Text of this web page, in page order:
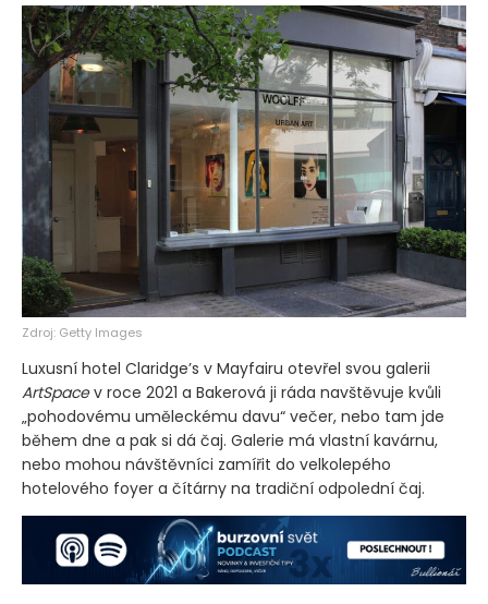
Zdroj: Getty Images
Luxusní hotel Claridge’s v Mayfairu otevřel svou galerii
ArtSpacev roce 2021 a Bakerová ji ráda navštěvuje kvůli
„pohodovému uměleckému davu“ večer, nebo tam jde
během dne a pak si dá čaj. Galerie má vlastní kavárnu,
nebo mohou návštěvníci zamířit do velkolepého
hotelového foyer a čítárny na tradiční odpolední čaj.